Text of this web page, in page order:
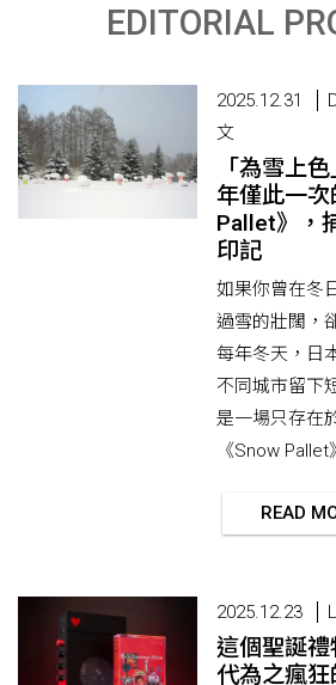
EDITORIAL
2025.12.31
文
「為雪上
年僅此一
Pallet》，
印記
如果你曾在冬
過雪的壯闊，
每年冬天，日
不同城市留下
是一場只存在
《Snow Pallet
READ
2025.12.23
這個聖誕
代為之瘋